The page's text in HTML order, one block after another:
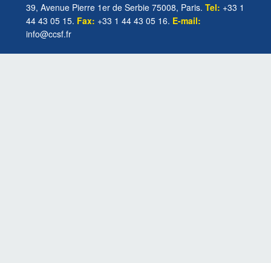
39, Avenue Pierre 1er de Serbie 75008, Paris. Tel: +33 1
44 43 05 15. Fax: +33 1 44 43 05 16. E-mail:
info@ccsf.fr